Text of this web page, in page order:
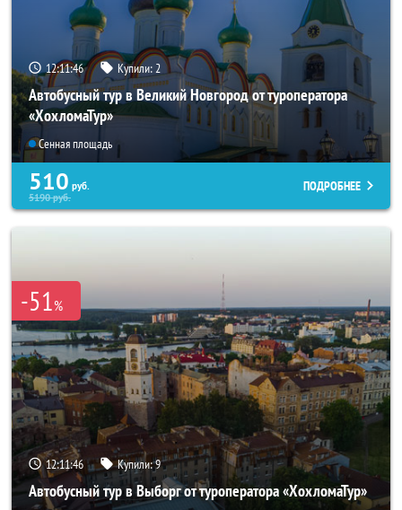
12:11:44 Купили: 2
Автобусный тур в Великий Новгород от туроператора
«ХохломаТур»
Сенная площадь
510 руб.
5190руб.
ПОДРОБНЕЕ
-51%
12:11:44 Купили:9
Автобусный тур в Выборг от туроператора «ХохломаТур»